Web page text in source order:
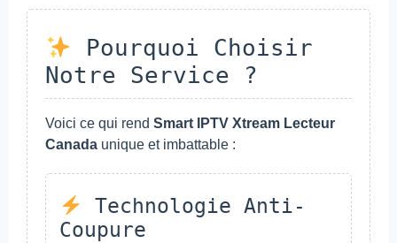
Pourquoi Choisir
Notre Service ?
Voici ce qui rend Smart IPTV Xtream Lecteur
Canada unique et imbattable :
Technologie Anti-
Coupure